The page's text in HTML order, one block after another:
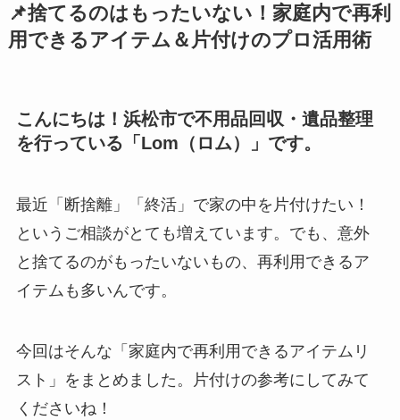
📌捨てるのはもったいない！家庭内で再利
用できるアイテム＆片付けのプロ活用術
こんにちは！浜松市で不用品回収・遺品整理
を行っている「Lom（ロム）」です。
最近「断捨離」「終活」で家の中を片付けたい！
というご相談がとても増えています。でも、意外
と捨てるのがもったいないもの、再利用できるア
イテムも多いんです。
今回はそんな「家庭内で再利用できるアイテムリ
スト」をまとめました。片付けの参考にしてみて
くださいね！